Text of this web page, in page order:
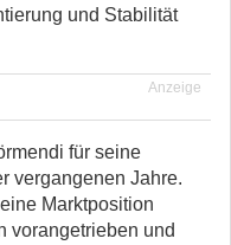
und Stabilität
Anzeige
für seine
vergangenen Jahre.
Marktposition
vorangetrieben und